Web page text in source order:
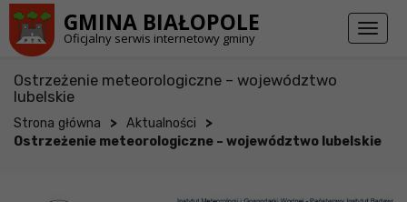
GMINA BIAŁOPOLE
Oficjalny serwis internetowy gminy
Toggle
Ostrzeżenie meteorologiczne – województwo
lubelskie
Strona główna > Aktualności >
Ostrzeżenie meteorologiczne – województwo lubelskie